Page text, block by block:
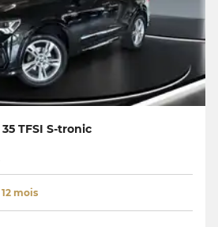
TFSI S-tronic
12 mois